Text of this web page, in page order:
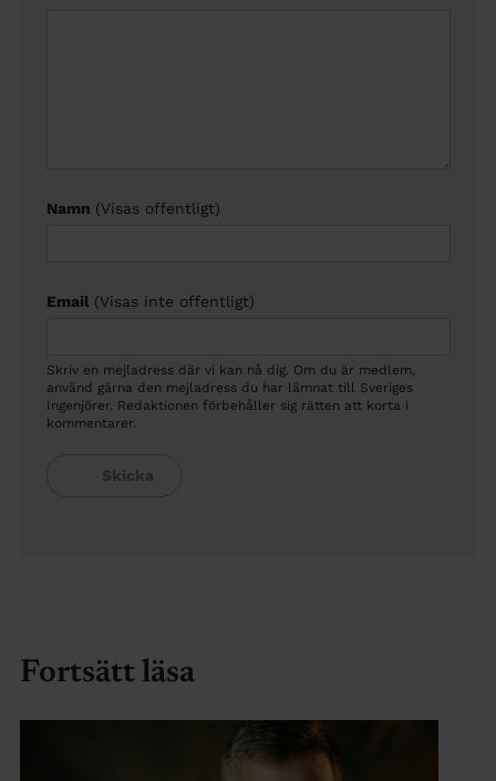
Namn (Visas offentligt)
Email (Visas inte offentligt)
Skriv en mejladress där vi kan nå dig. Om du är medlem,
använd gärna den mejladress du har lämnat till Sveriges
Ingenjörer. Redaktionen förbehåller sig rätten att korta i
kommentarer.
Fortsätt läsa